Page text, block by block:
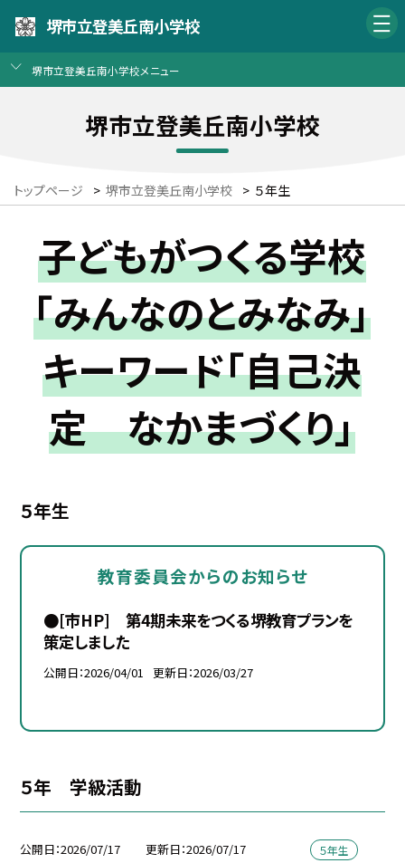
堺市立登美丘南小学校
堺市立登美丘南小学校メニュー
堺市立登美丘南小学校
トップページ > 堺市立登美丘南小学校 > ５年生
子どもがつくる学校
「みんなのとみなみ」
キーワード「自己決
定 なかまづくり」
５年生
教育委員会からのお知らせ
●[市HP] 第4期未来をつくる堺教育プランを
策定しました
公開日 2026/04/01 更新日 2026/03/27
５年 学級活動
公開日 2026/07/17 更新日 2026/07/17 ５年生